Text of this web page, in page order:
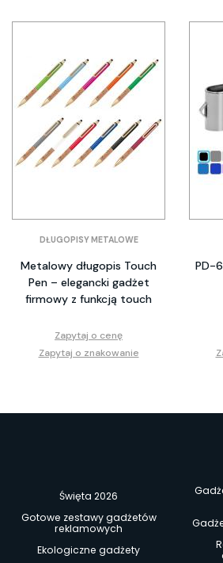
DŁUGOPISY METALOWE
Metalowy długopis Touch
Pen – elegancki gadżet
firmowy z funkcją touch
Zapytaj o cenę
Zapytaj o znakowanie
PD-
Święta 2026
Gotowe zestawy gadżetów
reklamowych
Ekologiczne gadżety